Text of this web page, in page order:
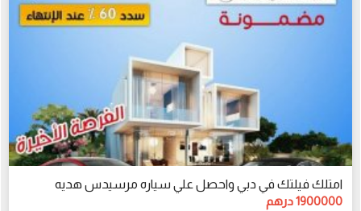
امتلك فيلتك في دبي واحصل علي سياره مرسيدس هديه
1900000 درهم